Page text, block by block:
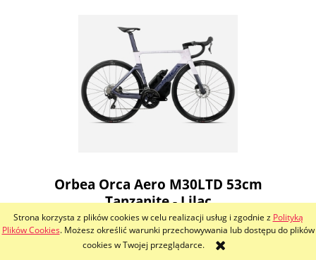
Strona korzysta z plików cookies w celu realizacji usług i zgodnie z Polityką
Plików Cookies. Możesz określić warunki przechowywania lub dostępu do plików
cookies w Twojej przeglądarce.
Orbea Orca Aero M30LTD 53cm
Tanzanite - Lilac
18 999,00 zł